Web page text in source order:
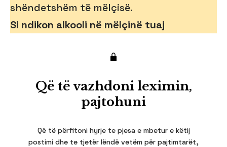
shëndetshëm të mëlçisë.
Si ndikon alkooli në mëlçinë tuaj
Që të vazhdoni leximin,
pajtohuni
Që të përfitoni hyrje te pjesa e mbetur e këtij
postimi dhe te tjetër lëndë vetëm për pajtimtarët,